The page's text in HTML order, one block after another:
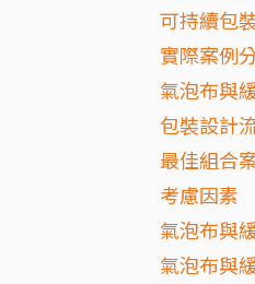
可持續包
實際案例
氣泡布與
包裝設計
最佳組合
考慮因素
氣泡布與
氣泡布與